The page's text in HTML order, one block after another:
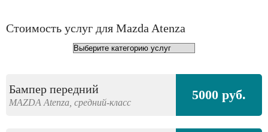
Стоимость услуг для Mazda Atenza
Бампер передний
MAZDA Atenza, средний-класс 5000 руб.